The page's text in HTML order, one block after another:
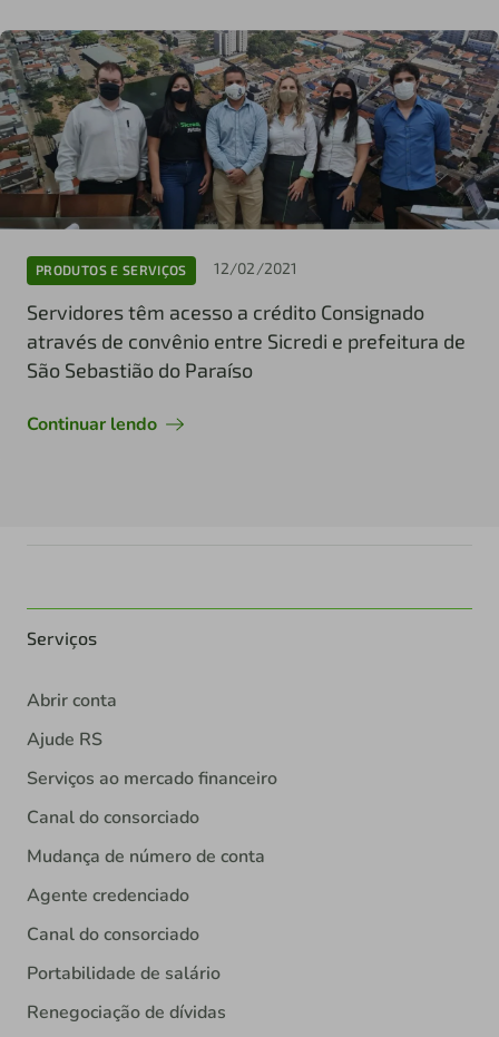
PRODUTOS E SERVIÇOS 12/02/2021
Servidores têm acesso a crédito Consignado
através de convênio entre Sicredi e prefeitura de
São Sebastião do Paraíso
Continuar lendo
Serviços
Abrir conta
Ajude RS
Serviços ao mercado financeiro
Canal do consorciado
Mudança de número de conta
Agente credenciado
Canal do consorciado
Portabilidade de salário
Renegociação de dívidas